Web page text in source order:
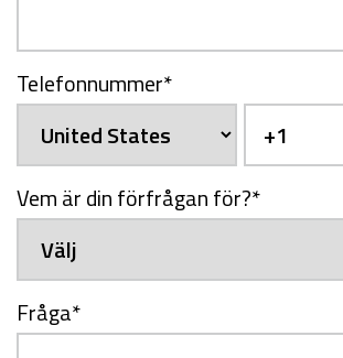
Telefonnummer*
Vem är din förfrågan för?*
Fråga*